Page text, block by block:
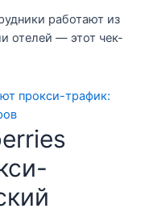
работают из
отелей — этот чек-